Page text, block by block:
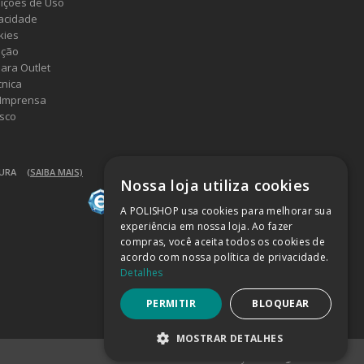
Outlet
(SAIBA MAIS)
Nossa loja utiliza cookies
A POLISHOP usa cookies para melhorar sua
experiência em nossa loja. Ao fazer
compras, você aceita todos os cookies de
acordo com nossa política de privacidade.
Detalhes
PERMITIR BLOQUEAR
MOSTRAR DETALHES